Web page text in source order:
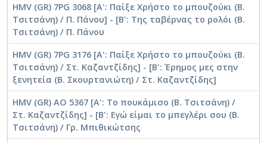
HMV (GR) 7PG 3068 [Α': Παίξε Χρήστο το μπουζούκι (Β.
Τσιτσάνη) / Π. Πάνου] - [Β': Της ταβέρνας το ρολόι (Β.
Τσιτσάνη) / Π. Πάνου
HMV (GR) 7PG 3176 [Α': Παίξε Χρήστο το μπουζούκι (Β.
Τσιτσάνη) / Στ. Καζαντζίδης] - [Β': Έρημος μες στην
ξενητεία (Β. Σκουρτανιώτη) / Στ. Καζαντζίδης]
HMV (GR) AO 5367 [A': Το πουκάμισο (Β. Τσιτσάνη) /
Στ. Καζαντζίδης] - [Β': Εγώ είμαι το μπεγλέρι σου (Β.
Τσιτσάνη) / Γρ. Μπιθικώτσης